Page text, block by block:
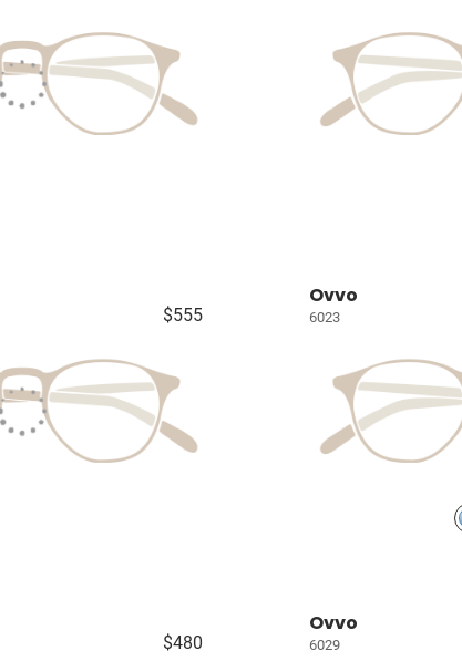
$555
Ovvo
6023
$480
Ovvo
6029